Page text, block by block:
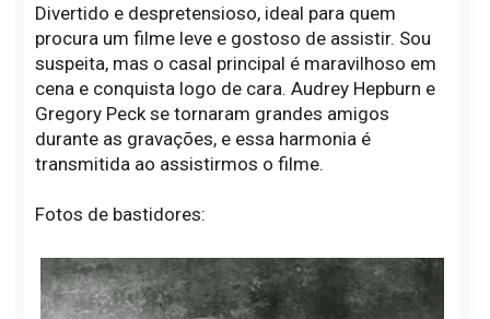
Divertido e despretensioso, ideal para quem
procura um filme leve e gostoso de assistir. Sou
suspeita, mas o casal principal é maravilhoso em
cena e conquista logo de cara. Audrey Hepburn e
Gregory Peck se tornaram grandes amigos
durante as gravações, e essa harmonia é
transmitida ao assistirmos o filme.
Fotos de bastidores: